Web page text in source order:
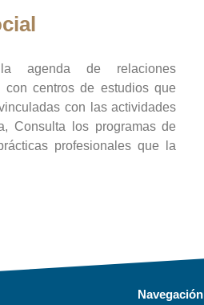
agenda de relaciones
con centros de estudios que
con las actividades
Consulta los programas de
profesionales que la
Navegación